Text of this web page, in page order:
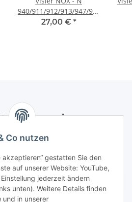
Co nutzen
akzeptieren“ gestatten Sie den
auf unserer Website: YouTube,
jederzeit ändern
unten). Weitere Details finden
und in unserer
940/911/912/913/947/949/948/
getönt
27,00 € *
Abonnieren
mir entsprechend Ihrer
Produktsortiment per E-Mail zu.
Abonnieren